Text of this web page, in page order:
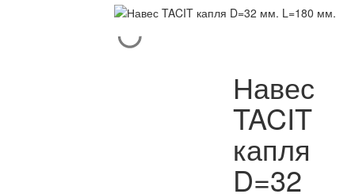
Навес
TACIT
капля
D=32